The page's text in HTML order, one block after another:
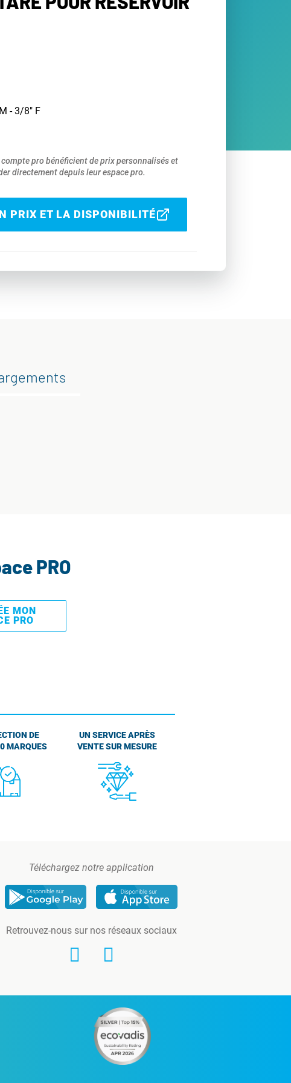
- 3/8" F
pro bénéficient de prix personnalisés et
directement depuis leur espace pro.
PRIX ET LA DISPONIBILITÉ
PRO
MON
PRO
DE
MARQUES
UN SERVICE APRÈS
VENTE SUR MESURE
Téléchargez notre application
Retrouvez-nous sur nos réseaux sociaux